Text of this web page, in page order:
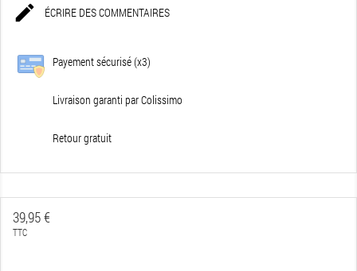
 ÉCRIRE DES COMMENTAIRES
Payement sécurisé (x3)
Livraison garanti par Colissimo
Retour gratuit
39,95 €
TTC